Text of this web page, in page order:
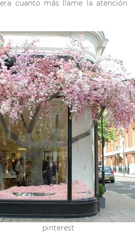
cuanto más llame la atención
pinterest